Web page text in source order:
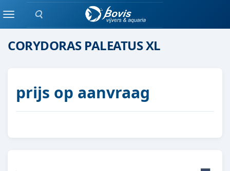
Zoeken
MenuGroepen vis
CORYDORAS PALEATUS XL
prijs op aanvraag